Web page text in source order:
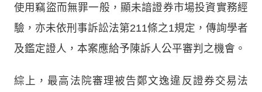
使用竊盜而無罪一般，顯未諳證券市場投資實務經
驗，亦未依刑事訴訟法第211條之1規定，傳詢學者
及鑑定證人，本案應給予陳訴人公平審判之機會。
綜上，最高法院審理被告鄭文逸違反證券交易法